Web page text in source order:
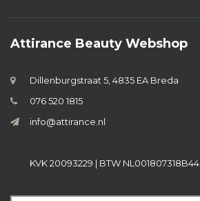
Attirance Beauty Webshop
Dillenburgstraat 5, 4835 EA Breda
076 520 1815
info@attirance.nl
KVK 20093229 | BTW NL001807318B44